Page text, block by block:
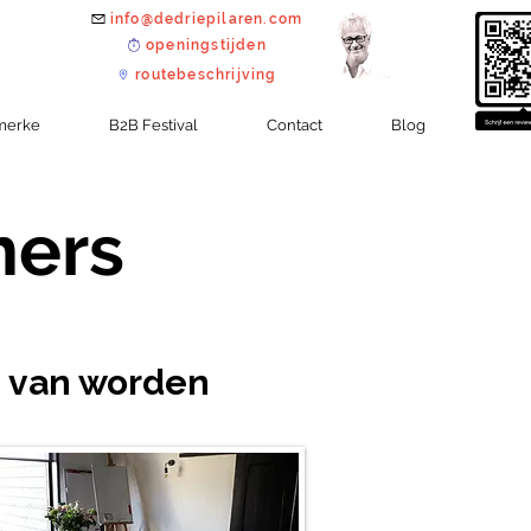
info@dedriepilaren.com
openingstijden
routebeschrijving
B2B Festival Contact Blog
worden